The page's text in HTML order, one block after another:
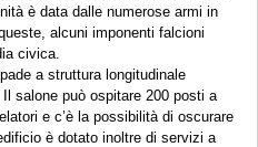
è data dalle numerose armi in
alcuni imponenti falcioni
civica.
a struttura longitudinale
salone può ospitare 200 posti a
e c’è la possibilità di oscurare
è dotato inoltre di servizi a